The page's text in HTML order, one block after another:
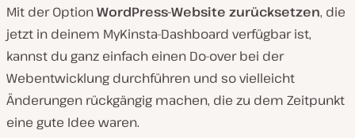
Mit der OptionWordPress-Website zurücksetzen, die
jetzt in deinem MyKinsta-Dashboard verfügbar ist,
kannst du ganz einfach einen Do-over bei der
Webentwicklung durchführen und so vielleicht
Änderungen rückgängig machen, die zu dem Zeitpunkt
eine gute Idee waren.